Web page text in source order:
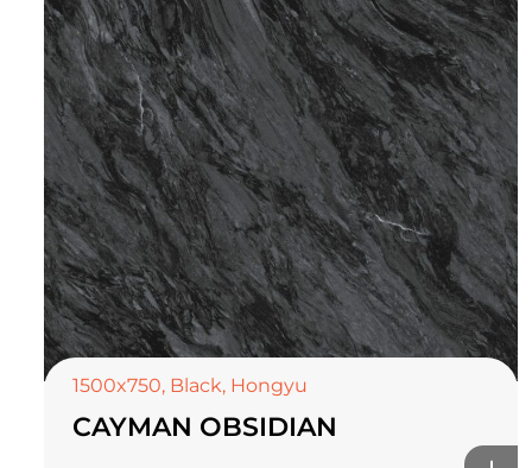
1500x750, Black, Hongyu
CAYMAN OBSIDIAN